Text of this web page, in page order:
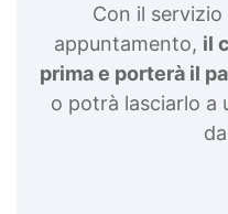
Con il
appuntamento, il
prima e porterà il
o potrà lasciarlo a